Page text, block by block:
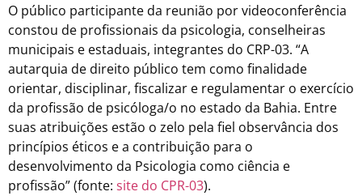
O público participante da reunião por videoconferência
constou de profissionais da psicologia, conselheiras
municipais e estaduais, integrantes do CRP-03. “A
autarquia de direito público tem como finalidade
orientar, disciplinar, fiscalizar e regulamentar o exercício
da profissão de psicóloga/o no estado da Bahia. Entre
suas atribuições estão o zelo pela fiel observância dos
princípios éticos e a contribuição para o
desenvolvimento da Psicologia como ciência e
profissão” (fonte: site do CPR-03).